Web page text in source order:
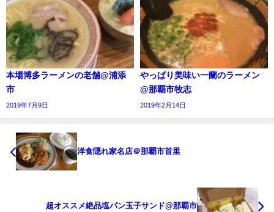
本場博多ラーメンの老舗@浦添
市
2019年7月9日
やっぱり美味い一蘭のラーメン
@那覇市牧志
2019年2月14日
洋食隠れ家名店＠那覇市首里
超オススメ絶品塩パン玉子サンド@那覇市